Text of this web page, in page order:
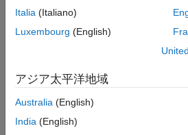
値: false|true
false
バージョン履歴
参考
coder.MexCodeConfig
Italia (Italiano)
Luxembourg (English)
アジア太平洋地域
Australia (English)
India (English)